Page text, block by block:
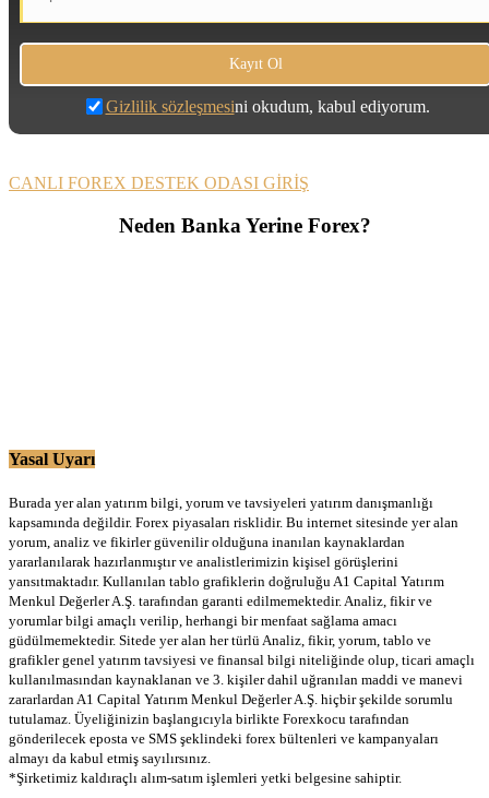
Gizlilik sözleşmesini okudum, kabul ediyorum.
CANLI FOREX DESTEK ODASI GİRİŞ
Neden Banka Yerine Forex?
Yasal Uyarı
Burada yer alan yatırım bilgi, yorum ve tavsiyeleri yatırım danışmanlığı
kapsamında değildir. Forex piyasaları risklidir. Bu internet sitesinde yer alan
yorum, analiz ve fikirler güvenilir olduğuna inanılan kaynaklardan
yararlanılarak hazırlanmıştır ve analistlerimizin kişisel görüşlerini
yansıtmaktadır. Kullanılan tablo grafiklerin doğruluğu A1 Capital Yatırım
Menkul Değerler A.Ş. tarafından garanti edilmemektedir. Analiz, fikir ve
yorumlar bilgi amaçlı verilip, herhangi bir menfaat sağlama amacı
güdülmemektedir. Sitede yer alan her türlü Analiz, fikir, yorum, tablo ve
grafikler genel yatırım tavsiyesi ve finansal bilgi niteliğinde olup, ticari amaçlı
kullanılmasından kaynaklanan ve 3. kişiler dahil uğranılan maddi ve manevi
zararlardan A1 Capital Yatırım Menkul Değerler A.Ş. hiçbir şekilde sorumlu
tutulamaz. Üyeliğinizin başlangıcıyla birlikte Forexkocu tarafından
gönderilecek eposta ve SMS şeklindeki forex bültenleri ve kampanyaları
almayı da kabul etmiş sayılırsınız.
*Şirketimiz kaldıraçlı alım-satım işlemleri yetki belgesine sahiptir.